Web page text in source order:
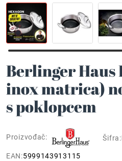
Berlinger Haus
inox matrica)
s poklopcem
Proizvođač: Šifra:
EAN:5999143913115